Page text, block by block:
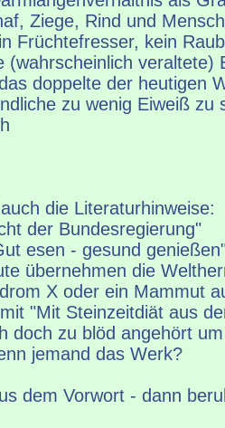
Ziege, Rind und
Früchtefresser, kein
(wahrscheinlich veraltete)
doppelte der heutigen
zu wenig Eiweiß zu
die Literaturhinweise:
der Bundesregierung"
esen - gesund
übernehmen die
X oder ein Mammut
"Mit Steinzeitdiät aus
doch zu blöd angehört
jemand das Werk?
dem Vorwort - dann